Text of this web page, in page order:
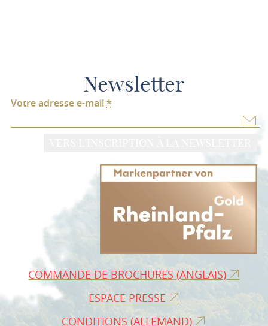
Newsletter
Votre adresse e-mail*
COMMANDE DE BROCHURES (ANGLAIS)
ESPACE PRESSE
CONDITIONS (ALLEMAND)